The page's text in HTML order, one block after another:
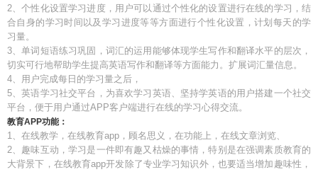
2、个性化设置学习进度，用户可以通过个性化的设置进行在线的学习，结
合自身的学习时间以及学习进度等等方面进行个性化设置，计划每天的学
习量。
3、单词短语练习巩固，词汇的运用能够体现学生写作和翻译水平的层次，
切实可行地帮助学生提高英语写作和翻译等方面能力。扩展词汇量信息。
4、用户完成每日的学习量之后，
5、英语学习社交平台，为喜欢学习英语、坚持学英语的用户搭建一个社交
平台，便于用户通过APP客户端进行在线的学习心得交流。
教育APP功能：
1、在线教学，在线教育app，顾名思义，在功能上，在线文章浏览、
2、趣味互动，学习是一件即有趣又枯燥的事情，特别是在强调素质教育的
大背景下，在线教育app开发除了专业学习知识外，也要适当增加趣味性，